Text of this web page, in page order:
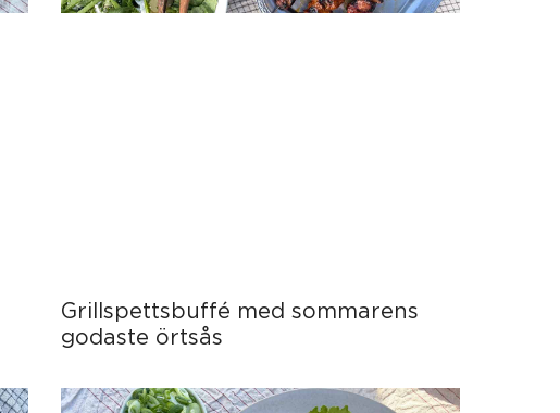
Grillspettsbuffé med sommarens
godaste örtsås